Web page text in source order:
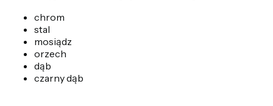
chrom
stal
mosiądz
orzech
dąb
czarny dąb